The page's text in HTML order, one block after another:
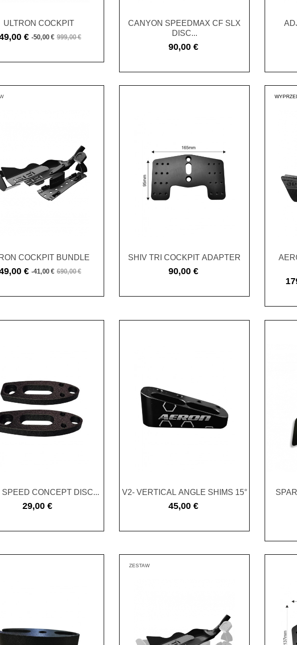
ULTRON COCKPIT
Cena
999,00 €
-50,00 €
Cena
€
CANYON SPEEDMAX CF SLX
DISC...
Cena
90,00 €
COCKPIT BUNDLE
Cena
690,00 €
-41,00 €
Cena
€
SHIV TRI COCKPIT ADAPTER
Cena
90,00 €
CONCEPT DISC...
Cena
29,00 €
V2- VERTICAL ANGLE SHIMS 15°
Cena
45,00 €
ZESTAW